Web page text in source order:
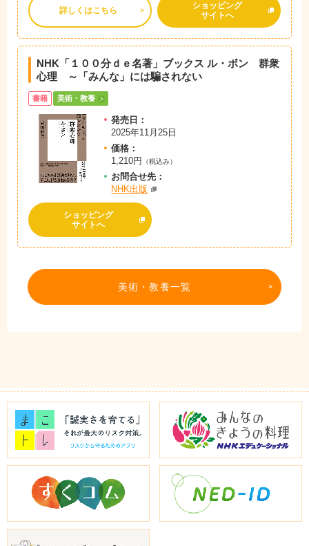
詳しくはこちら
ショッピング
サイトへ
NHK「１００分ｄｅ名著」ブックス ル・ボン 群衆
心理 ～「みんな」には騙されない
書籍 美術・教養
発売日：
2025年11月25日
価格：
1,210円
（税込み）
お問合せ先：
NHK出版
ショッピング
サイトへ
美術・教養一覧